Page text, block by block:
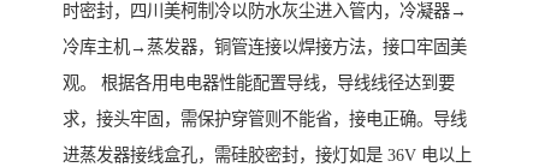
时密封，四川美柯制冷以防水灰尘进入管内，冷凝器→
冷库主机→蒸发器，铜管连接以焊接方法，接口牢固美
观。 根据各用电电器性能配置导线，导线线径达到要
求，接头牢固，需保护穿管则不能省，接电正确。导线
进蒸发器接线盒孔，需硅胶密封，接灯如是 36V 电以上